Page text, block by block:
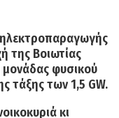
ηλεκτροπαραγωγής
της Βοιωτίας
μονάδας φυσικού
τάξης των 1,5 GW.
κι